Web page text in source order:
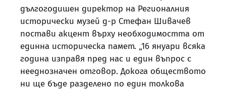
дългогодишен директор на Регионалния
исторически музей д-р Стефан Шивачев
постави акцент върху необходимостта от
единна историческа памет. „16 януари всяка
година изправя пред нас и един въпрос с
нееднозначен отговор. Докога обществото
ни ще бъде разделено по един толкова